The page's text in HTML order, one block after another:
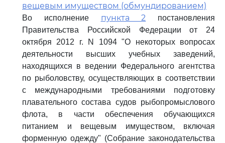
вещевым имуществом (обмундированием)
Во исполнение пункта 2 постановления
Правительства Российской Федерации от 24
октября 2012 г. N 1094 "О некоторых вопросах
деятельности высших учебных заведений,
находящихся в ведении Федерального агентства
по рыболовству, осуществляющих в соответствии
с международными требованиями подготовку
плавательного состава судов рыбопромыслового
флота, в части обеспечения обучающихся
питанием и вещевым имуществом, включая
форменную одежду" (Собрание законодательства